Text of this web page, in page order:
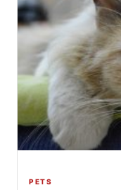
PETS